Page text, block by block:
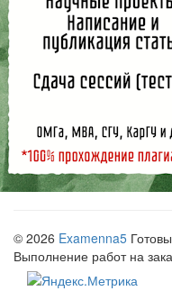
© 2026 Examenna5
Выполнение работ на